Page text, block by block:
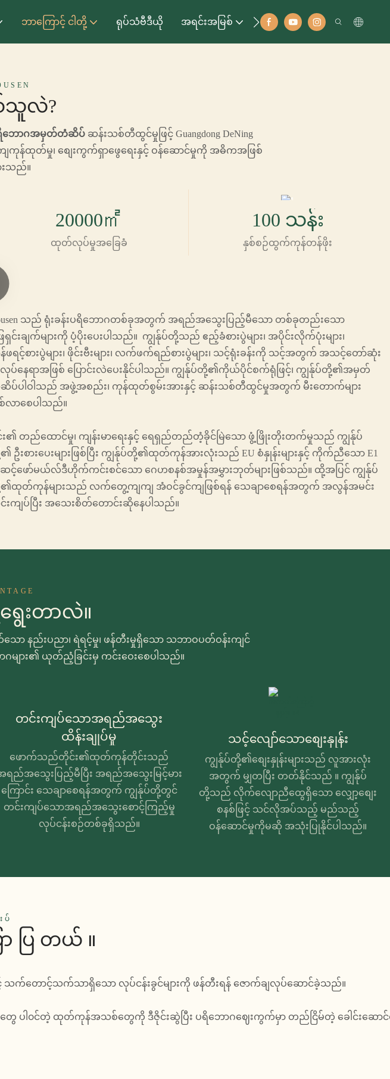
ဘာကြောင့် ငါတို့ ရုပ်သံဗီဒီယို အရင်းအမြစ် အဆက်အသွယ်
သူလဲ?
ရိဘောဂအမှတ်တံဆိပ် ဆန်းသစ်တီထွင်မှုဖြင့် Guangdong DeNing
ကျကုန်ထုတ်မှု၊ စျေးကွက်ရှာဖွေရေးနှင့် ဝန်ဆောင်မှုကို အဓိကအဖြစ်
းသည်။
20000㎡
ထုတ်လုပ်မှုအခြေခံ
100 သန်း
နှစ်စဉ်ထွက်ကုန်တန်ဖိုး
သည် ရုံးခန်းပရိဘောဂတစ်ခုအတွက် အရည်အသွေးပြည့်မီသော တစ်ခုတည်းသော
ေရှင်းချက်များကို ပံ့ပိုးပေးပါသည်။ ကျွန်ုပ်တို့သည် ဧည့်ခံစားပွဲများ၊ အပိုင်းလိုက်ပုံးများ၊
ဖရင့်စားပွဲများ၊ ဖိုင်းဗီးများ၊ လက်ဖက်ရည်စားပွဲများ၊ သင့်ရုံးခန်းကို သင့်အတွက် အသင့်တော်ဆုံး
ပ်နေရာအဖြစ် ပြောင်းလဲပေးနိုင်ပါသည်။ ကျွန်ုပ်တို့၏ကိုယ်ပိုင်စက်ရုံဖြင့်၊ ကျွန်ုပ်တို့၏အမှတ်
ပ်ပါဝါသည် အဖွဲ့အစည်း၊ ကုန်ထုတ်စွမ်းအားနှင့် ဆန်းသစ်တီထွင်မှုအတွက် မီးတောက်များ
စ်လာစေပါသည်။
း၏ တည်ထောင်မှု၊ ကျန်းမာရေးနှင့် ရေရှည်တည်တံ့ခိုင်မြဲသော ဖွံ့ဖြိုးတိုးတက်မှုသည် ကျွန်ုပ်
ဦးစားပေးများဖြစ်ပြီး ကျွန်ုပ်တို့၏ထုတ်ကုန်အားလုံးသည် EU စံနှုန်းများနှင့် ကိုက်ညီသော E1
င့်ဖော်မယ်လ်ဒီဟိုက်ကင်းစင်သော ဂေဟစနစ်အမှုန်အမွှားဘုတ်များဖြစ်သည်။ ထို့အပြင် ကျွန်ုပ်
ထုတ်ကုန်များသည် လက်တွေ့ကျကျ အံဝင်ခွင်ကျဖြစ်ရန် သေချာစေရန်အတွက် အလွန်အမင်း
းကျပ်ပြီး အသေးစိတ်တောင်းဆိုနေပါသည်။
းတာလဲ။
ော နည်းပညာ၊ ရဲရင့်မှု၊ ဖန်တီးမှုရှိသော သဘာဝပတ်ဝန်းကျင်
ာဂများ၏ ယုတ်ညံ့ခြင်းမှ ကင်းဝေးစေပါသည်။
တင်းကျပ်သောအရည်အသွေး
ထိန်းချုပ်မှု
ဖောက်သည်တိုင်း၏ထုတ်ကုန်တိုင်းသည်
ရည်အသွေးပြည့်မီပြီး အရည်အသွေးမြင့်မား
ကြောင်း သေချာစေရန်အတွက် ကျွန်ုပ်တို့တွင်
တင်းကျပ်သောအရည်အသွေးစောင့်ကြည့်မှု
လုပ်ငန်းစဉ်တစ်ခုရှိသည်။
သင့်လျော်သောစျေးနှုန်း
ကျွန်ုပ်တို့၏စျေးနှုန်းများသည် လူအားလုံး
အတွက် မျှတပြီး တတ်နိုင်သည် ။ ကျွန်ုပ်
တို့သည် လိုက်လျောညီထွေရှိသော လျှော့စျေး
စနစ်ဖြင့် သင်လိုအပ်သည့် မည်သည့်
ဝန်ဆောင်မှုကိုမဆို အသုံးပြုနိုင်ပါသည်။
ပ်
ပြ တယ် ။